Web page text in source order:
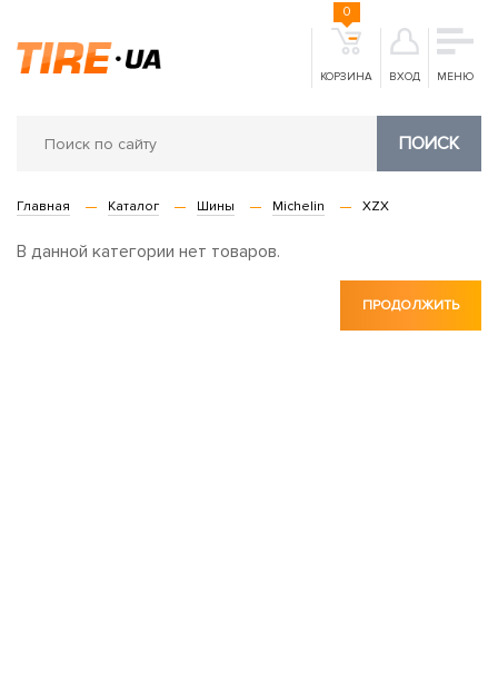
КОРЗИНА
0
ВХОД МЕНЮ
ПОИСК
Главная Каталог Шины Michelin XZX
В данной категории нет товаров.
ПРОДОЛЖИТЬ